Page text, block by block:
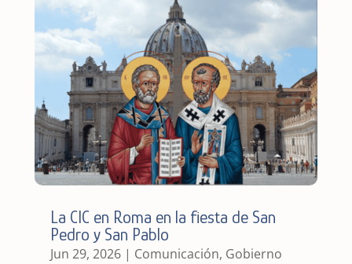
La CIC en Roma en la fiesta de San
Pedro y San Pablo
Jun 29, 2026| Comunicación, Gobierno